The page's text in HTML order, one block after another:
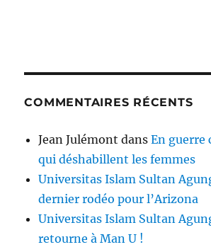
COMMENTAIRES RÉCENTS
Jean Julémont dansEn guerre
qui déshabillent les femmes
Universitas Islam Sultan
dernier rodéo pour l’Arizona
Universitas Islam Sultan
retourne à Man U !